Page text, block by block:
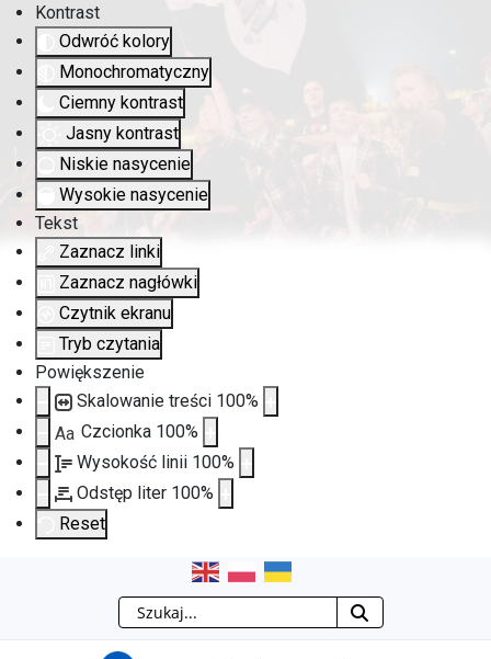
Kontrast
Odwróć kolory
Monochromatyczny
Ciemny kontrast
Jasny kontrast
Niskie nasycenie
Wysokie nasycenie
Tekst
Zaznacz linki
Zaznacz nagłówki
Czytnik ekranu
Tryb czytania
Powiększenie
Skalowanie treści 100%
Aa Czcionka 100%
Wysokość linii 100%
Odstęp liter 100%
Reset
Przejdź
Przejdź
Przejdź
PrzejdźSzukaj